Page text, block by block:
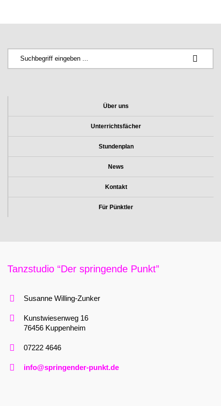
Über uns
Unterrichtsfächer
Stundenplan
News
Kontakt
Für Pünktler
Tanzstudio “Der springende Punkt”
Susanne Willing-Zunker
Kunstwiesenweg 16
76456 Kuppenheim
07222 4646
info@springender-punkt.de